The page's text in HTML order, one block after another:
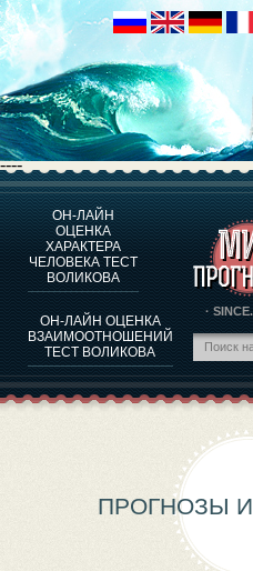
----
ОН-ЛАЙН
ОЦЕНКА
ХАРАКТЕРА
ЧЕЛОВЕКА ТЕСТ
ВОЛИКОВА
ОН-ЛАЙН ОЦЕНКА
ВЗАИМООТНОШЕНИЙ
ТЕСТ ВОЛИКОВА
·
О
ОЦЕНКА
ОЦЕНКА ХАРАКТЕРА
О
ТЕСТ НА
ПРОГНОЗЫ И
ПРОГНОЗЫ